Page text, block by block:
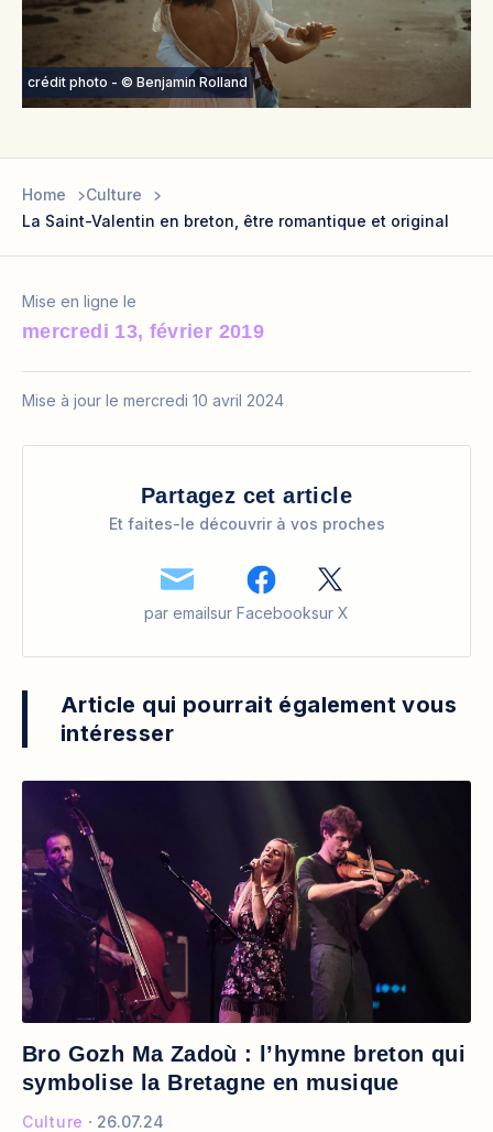
crédit photo - © Benjamin Rolland
Home
Culture
La Saint-Valentin en breton, être romantique et original
Mise en ligne le
mercredi 13, février 2019
Mise à jour le mercredi 10 avril 2024
Partagez cet article
Et faites-le découvrir à vos proches
par emailsur Facebooksur X
Article qui pourrait également vous
intéresser
Bro Gozh Ma Zadoù : l’hymne breton qui
symbolise la Bretagne en musique
Culture
26.07.24